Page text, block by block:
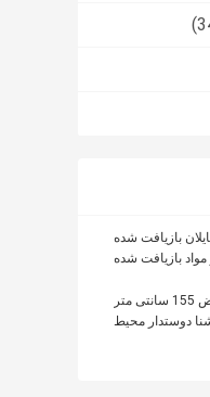
شنا پایدار 78٪ نایلان بازیافت شده
پارچه شنای بازیافتی با عرض 155 سانتی متر
دوستدار محیط